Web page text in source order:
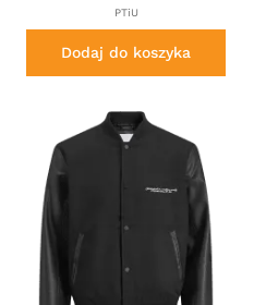
PTiU
Dodaj do koszyka